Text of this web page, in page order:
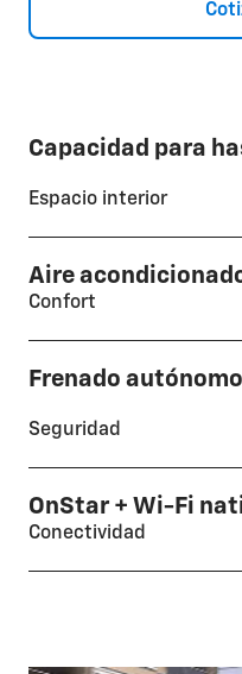
Capacidad para
Espacio interior
Aire
Confort
Frenado
Seguridad
OnStar + Wi-Fi
Conectividad